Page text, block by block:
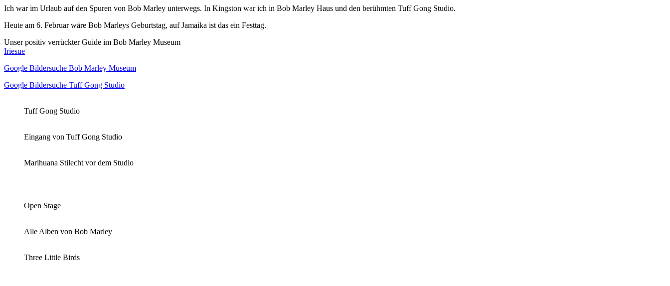
Ich war im Urlaub auf den Spuren von Bob Marley unterwegs. In Kingston war ich in Bob Marley Haus und den berühmten Tuff Gong Studio.
Heute am 6. Februar wäre Bob Marleys Geburtstag, auf Jamaika ist das ein Festtag.
Unser positiv verrückter Guide im Bob Marley Museum
Iriesue
Google Bildersuche Bob Marley Museum
Google Bildersuche Tuff Gong Studio
Tuff Gong Studio
Eingang von Tuff Gong Studio
Marihuana Stilecht vor dem Studio
Open Stage
Alle Alben von Bob Marley
Three Little Birds